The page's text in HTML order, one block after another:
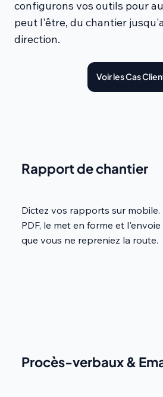
configurons vos outils pour
peut l'être, du chantier
direction.
Voir les Cas
Rapport de chantier
Dictez vos rapports sur mobile.
PDF, le met en forme et
que vous ne repreniez la route.
Procès-verbaux &